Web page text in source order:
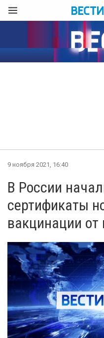
9 ноября 2021, 16:40
В России
сертификаты
вакцинации от